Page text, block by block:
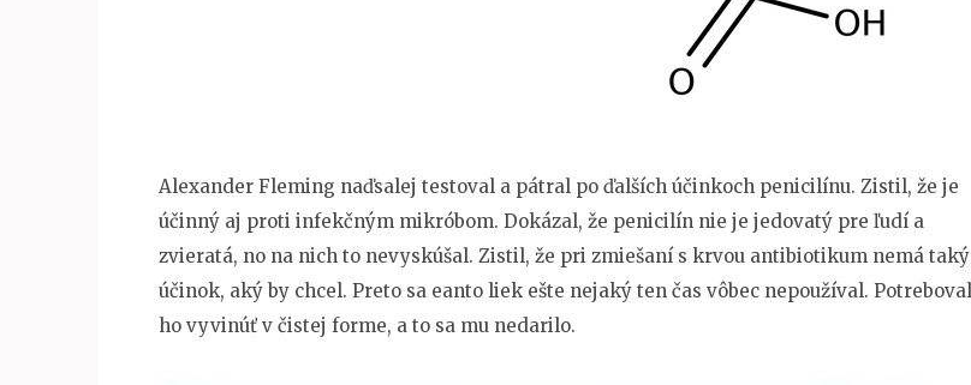
Alexander Fleming naďsalej testoval a pátral po ďalších účinkoch penicilínu. Zistil, že je
účinný aj proti infekčným mikróbom. Dokázal, že penicilín nie je jedovatý pre ľudí a
zvieratá, no na nich to nevyskúšal. Zistil, že pri zmiešaní s krvou antibiotikum nemá taký
účinok, aký by chcel. Preto sa eanto liek ešte nejaký ten čas vôbec nepoužíval. Potreboval
ho vyvinúť v čistej forme, a to sa mu nedarilo.